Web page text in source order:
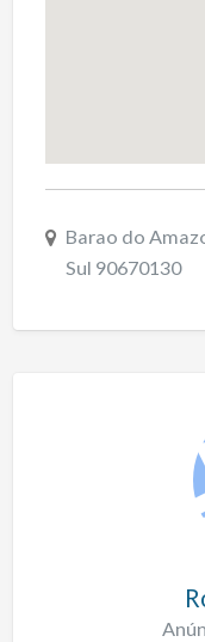
Barao do
Sul 90670130